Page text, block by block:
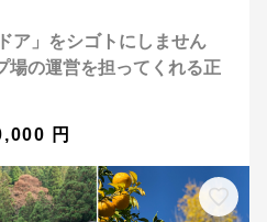
ア」をシゴトにしません
場の運営を担ってくれる正
円